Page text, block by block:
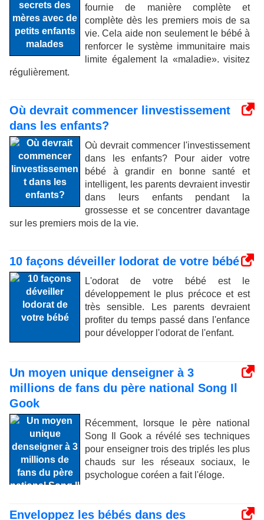
fournie de manière complète et
complète dès les premiers mois de sa
vie. Cela aide non seulement le bébé à
renforcer le système immunitaire mais
limite également la «maladie». visitez
régulièrement.
Où devrait commencer linvestissement
dans les enfants?
Où devrait commencer l'investissement
dans les enfants? Pour aider votre
bébé à grandir en bonne santé et
intelligent, les parents devraient investir
dans leurs enfants pendant la
grossesse et se concentrer davantage
sur les premiers mois de la vie.
10 façons déveiller lodorat de votre bébé
L'odorat de votre bébé est le
développement le plus précoce et est
très sensible. Les parents devraient
profiter du temps passé dans l'enfance
pour développer l'odorat de l'enfant.
Un moyen unique denseigner à 3
millions de fans du père national Song Il
Gook
Récemment, lorsque le père national
Song Il Gook a révélé ses techniques
pour enseigner trois des triplés les plus
chauds sur les réseaux sociaux, le
psychologue coréen a fait l'éloge.
Enveloppez les bébés dans des